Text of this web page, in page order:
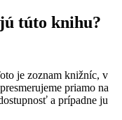
túto knihu?
je zoznam knižníc, v
priamo na
a prípadne ju